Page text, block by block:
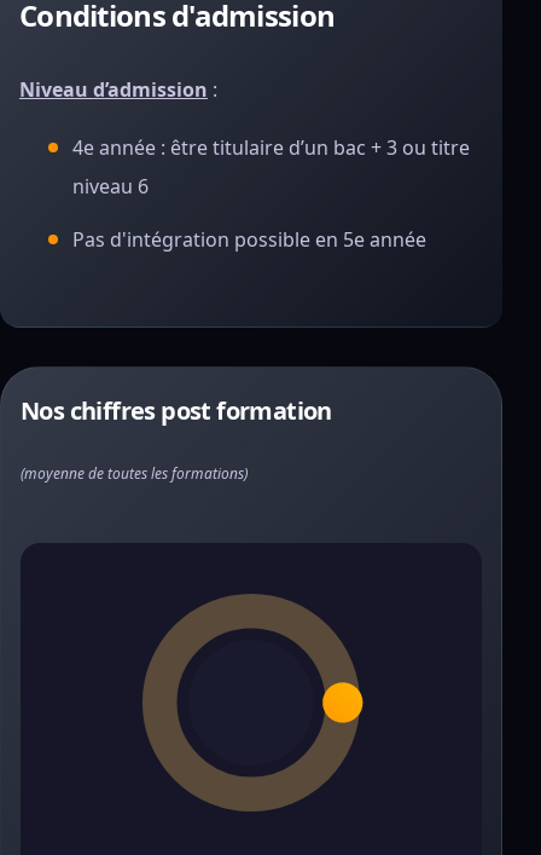
Conditions d'admission
Niveau d’admission :
4e année : être titulaire d’un bac + 3 ou titre
niveau 6
Pas d'intégration possible en 5e année
Nos chiffres post formation
(moyenne de toutes les formations)